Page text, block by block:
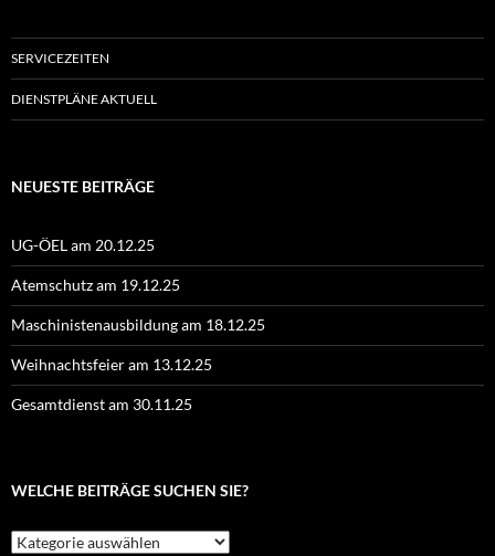
SERVICEZEITEN
DIENSTPLÄNE AKTUELL
NEUESTE BEITRÄGE
UG-ÖEL am 20.12.25
Atemschutz am 19.12.25
Maschinistenausbildung am 18.12.25
Weihnachtsfeier am 13.12.25
Gesamtdienst am 30.11.25
WELCHE BEITRÄGE SUCHEN SIE?
Welche